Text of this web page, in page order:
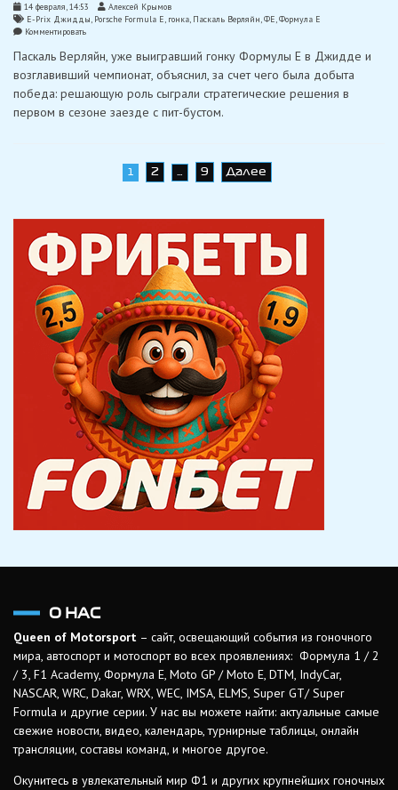
14 февраля, 14:53
Алексей Крымов
E-Prix Джидды, Porsche Formula E, гонка, Паскаль Верляйн,ФЕ,Формула Е
Комментироватьon
Верляйн
про
победу
в
«Стратегия
Паскаль Верляйн, уже выигравший гонку Формулы E в Джидде и
возглавивший чемпионат, объяснил, за счет чего была добыта
победа: решающую роль сыграли стратегические решения в
первом в сезоне заезде с пит-бустом.
записям
2 9 Далее
О НАС
Queen of Motorsport – сайт, освещающий события из гоночного
мира, автоспорт и мотоспорт во всех проявлениях: Формула 1 / 2
/ 3, F1 Academy, Формула Е, Moto GP / Moto E, DTM, IndyCar,
NASCAR, WRC, Dakar, WRX, WEC, IMSA, ELMS, Super GT/ Super
Formula и другие серии. У нас вы можете найти: актуальные самые
свежие новости, видео, календарь, турнирные таблицы, онлайн
трансляции, составы команд, и многое другое.
Окунитесь в увлекательный мир Ф1 и других крупнейших гоночных